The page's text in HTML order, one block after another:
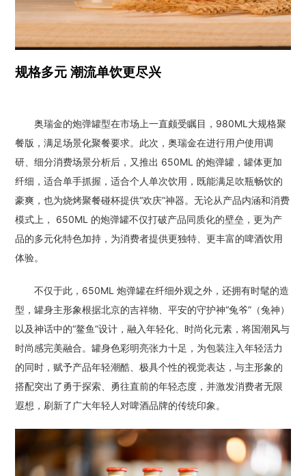
规格多元 潮流单饮更尽兴
奥瑞金的炮弹罐型在市场上一直颇受瞩目，980ML大规格聚
餐版，满足场景化聚餐要求。此次，奥瑞金在进行用户使用调
研、细分消费场景分析后，又推出 650ML 的炮弹罐，罐体更加
纤细，适合单手抓握，适合个人单次饮用，既能满足吹瓶畅饮的
豪爽，也为烧烤聚餐碰杯提供“欢庆”神器。无论从产品内涵和消费
模式上， 650ML 的炮弹罐不仅打破产品同质化的壁垒，更为产
品的多元化特色加持，为消费者提供更独特、更丰富的啤酒饮用
体验。
不仅于此，650ML 炮弹罐在纤细外观之外，还拥有时髦的造
型，罐身主形象根据北京的吉祥物、平安的守护神“兔爷”（兔神）
以及神话中的“鳌鱼”设计，融入年轻化、时尚化元素，将国潮风与
时尚感完美融合。罐身色彩明亮张力十足，为包装注入年轻活力
的同时，赋予产品年轻潮酷、极具个性的视觉表达，与主形象的
搭配突出了勇于探索、勇往直前的年轻态度，并激发消费者无限
遐想，刷新了广大年轻人对啤酒品牌的传统印象。